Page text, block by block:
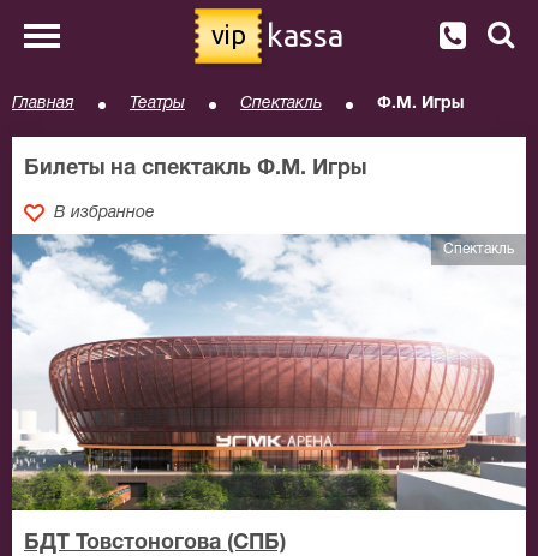
vip kassa
Главная Театры Спектакль Ф.М. Игры
Билеты на спектакль Ф.М. Игры
В избранное
Спектакль
БДТ Товстоногова (СПБ)